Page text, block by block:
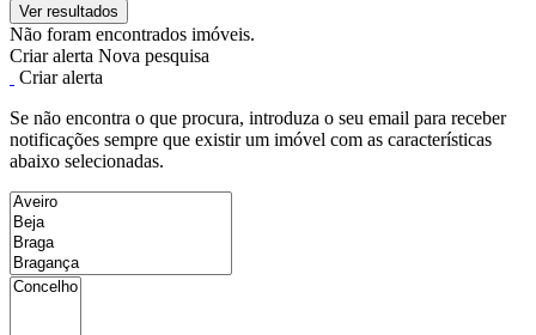
Não foram encontrados imóveis.
Criar alerta Nova pesquisa
Criar alerta
Se não encontra o que procura, introduza o seu email para receber
notificações sempre que existir um imóvel com as características
abaixo selecionadas.